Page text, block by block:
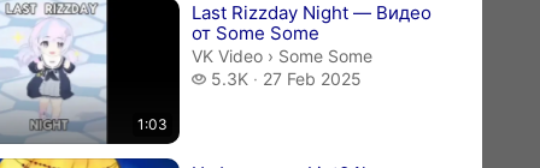
1:03
Last Rizzday Night — Видео
от Some Some
VK Video › Some Some.
Some Some
5.3K
5.3 thousand views
27 Feb 2025